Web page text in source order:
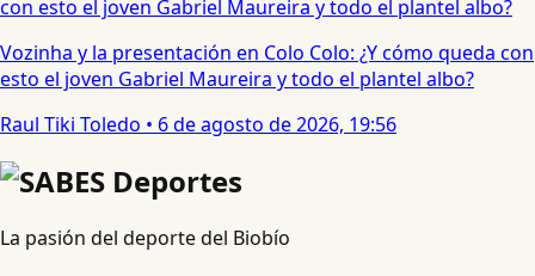
Vozinha y la presentación en Colo Colo: ¿Y cómo queda con
esto el joven Gabriel Maureira y todo el plantel albo?
Raul Tiki Toledo • 6 de agosto de 2026, 19:56
La pasión del deporte del Biobío